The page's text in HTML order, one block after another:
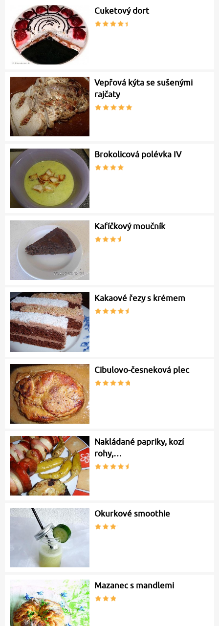
Cuketový dort
Vepřová kýta se sušenými
rajčaty
Brokolicová polévka IV
Kafíčkový moučník
Kakaové řezy s krémem
Cibulovo-česneková plec
Nakládané papriky, kozí
rohy,…
Okurkové smoothie
Mazanec s mandlemi